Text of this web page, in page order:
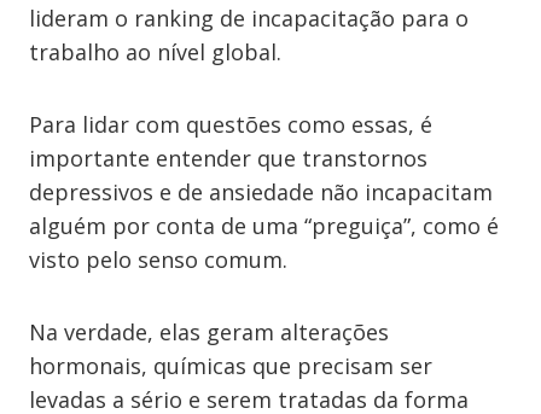
lideram o ranking de incapacitação para o
trabalho ao nível global.
Para lidar com questões como essas, é
importante entender que transtornos
depressivos e de ansiedade não incapacitam
alguém por conta de uma “preguiça”, como é
visto pelo senso comum.
Na verdade, elas geram alterações
hormonais, químicas que precisam ser
levadas a sério e serem tratadas da forma